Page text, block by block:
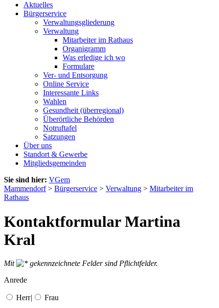
Aktuelles
Bürgerservice
Verwaltungsgliederung
Verwaltung
Mitarbeiter im Rathaus
Organigramm
Was erledige ich wo
Formulare
Ver- und Entsorgung
Online Service
Interessante Links
Wahlen
Gesundheit (überregional)
Überörtliche Behörden
Notruftafel
Satzungen
Über uns
Standort & Gewerbe
Mitgliedsgemeinden
Sie sind hier: VGem
Mammendorf> Bürgerservice > Verwaltung > Mitarbeiter im
Rathaus
Kontaktformular Martina
Kral
Mit
gekennzeichnete Felder sind Pflichtfelder.
Anrede
Herr| Frau